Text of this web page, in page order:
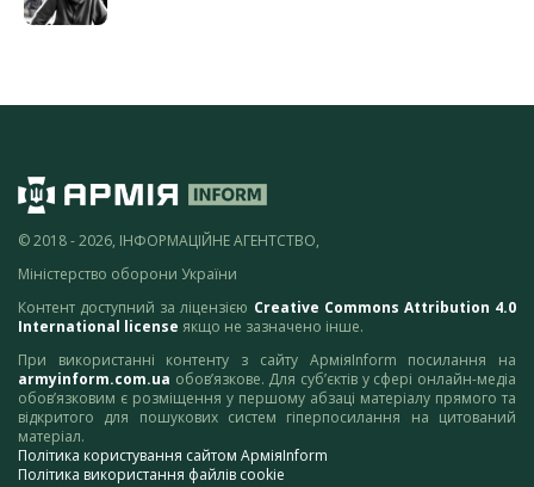
© 2018 - 2026, ІНФОРМАЦІЙНЕ АГЕНТСТВО,
Міністерство оборони України
Контент доступний за ліцензією Creative Commons Attribution 4.0
International license якщо не зазначено інше.
При використанні контенту з сайту АрміяInform посилання на
armyinform.com.ua обов’язкове. Для суб’єктів у сфері онлайн-медіа
обов’язковим є розміщення у першому абзаці матеріалу прямого та
відкритого для пошукових систем гіперпосилання на цитований
матеріал.
Політика користування сайтом АрміяInform
Політика використання файлів cookie